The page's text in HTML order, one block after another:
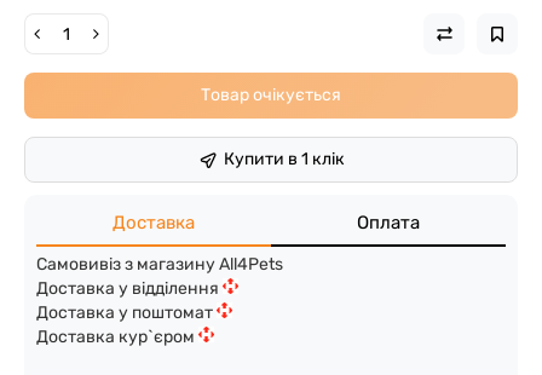
Товар очікується
Купити в 1 клік
Доставка Оплата
Самовивіз з магазину All4Pets
Доставка у відділення
Доставка у поштомат
Доставка кур`єром